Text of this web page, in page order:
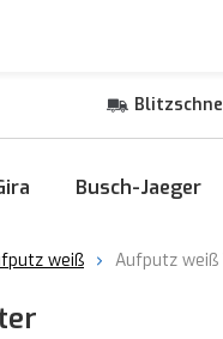
Busch-Jaeger
weiß Aufputz